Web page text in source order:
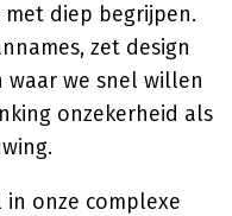
diep begrijpen.
zet design
waar we snel willen
onzekerheid als
in onze complexe